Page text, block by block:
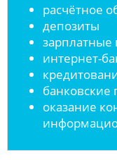
расчётное
депозиты
зарплатные
интернет-
банковские
оказание